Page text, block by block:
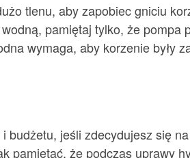
tlenu, aby zapobiec gniciu
​​pamiętaj tylko, że pompa
wymaga, aby korzenie były
jeśli zdecydujesz się
pamiętać, że podczas uprawy